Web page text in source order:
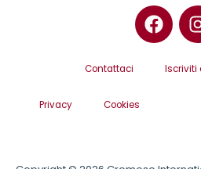
Contattaci Iscriviti
Privacy Cookies